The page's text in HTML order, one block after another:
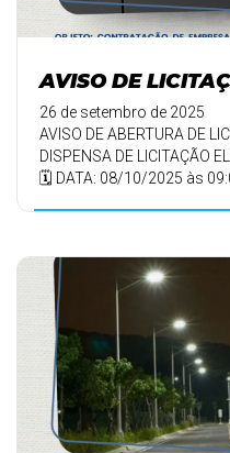
AVISO DE
26 de setembro de 2025
AVISO DE ABERTURA DE
DISPENSA DE LICITAÇÃO
🗓️ DATA: 08/10/2025 às